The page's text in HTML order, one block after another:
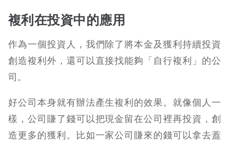
複利在投資中的應用
作為一個投資人，我們除了將本金及獲利持續投資
創造複利外，還可以直接找能夠「自行複利」的公
司。
好公司本身就有辦法產生複利的效果。就像個人一
樣，公司賺了錢可以把現金留在公司裡再投資，創
造更多的獲利。比如一家公司賺來的錢可以拿去蓋